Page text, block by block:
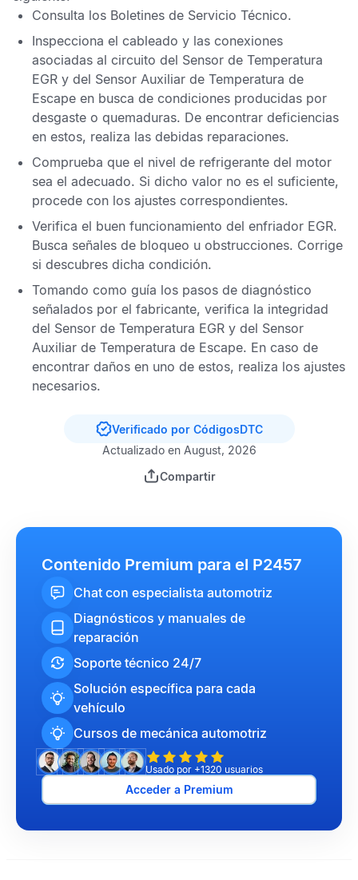
Consulta los Boletines de Servicio Técnico.
Inspecciona el cableado y las conexiones
asociadas al circuito del Sensor de Temperatura
EGR y del Sensor Auxiliar de Temperatura de
Escape en busca de condiciones producidas por
desgaste o quemaduras. De encontrar deficiencias
en estos, realiza las debidas reparaciones.
Comprueba que el nivel de refrigerante del motor
sea el adecuado. Si dicho valor no es el suficiente,
procede con los ajustes correspondientes.
Verifica el buen funcionamiento del enfriador EGR.
Busca señales de bloqueo u obstrucciones. Corrige
si descubres dicha condición.
Tomando como guía los pasos de diagnóstico
señalados por el fabricante, verifica la integridad
del Sensor de Temperatura EGR y del Sensor
Auxiliar de Temperatura de Escape. En caso de
encontrar daños en uno de estos, realiza los ajustes
necesarios.
Verificado por CódigosDTC
Actualizado en August, 2026
Compartir
Contenido Premium para el P2457
Chat con especialista automotriz
Diagnósticos y manuales de
reparación
Soporte técnico 24/7
Solución específica para cada
vehículo
Cursos de mecánica automotriz
Usado por +1320 usuarios
Acceder a Premium